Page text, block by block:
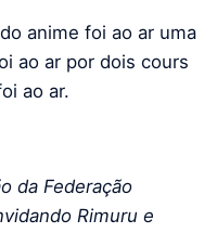
anime foi ao ar uma
ao ar por dois cours
ao ar.
da Federação
Rimuru e